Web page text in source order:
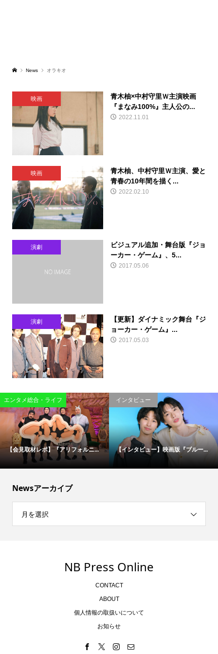
News オラキオ
映画
青木柚×中村守里Ｗ主演映画
『まなみ100%』主人公の...
2022.11.01
映画
青木柚、中村守里Ｗ主演、愛と
青春の10年間を描く...
2022.02.10
演劇
ビジュアル追加・舞台版『ジョ
ーカー・ゲーム』、5...
2017.05.06
演劇
【更新】ダイナミック舞台『ジ
ョーカー・ゲーム』...
2017.05.03
エンタメ総合・ライフ
【会見取材レポ】『アリフォルニ...
インタビュー
【インタビュー】映画版『ブルー...
Newsアーカイブ
月を選択
NB Press Online
CONTACT
ABOUT
個人情報の取扱いについて
お知らせ